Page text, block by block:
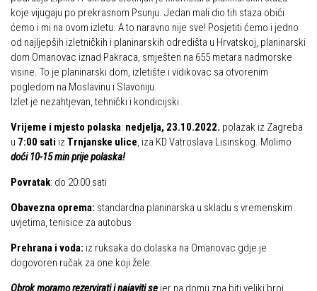
Gojzeki
Obiteljska
Plan izleta Obiteljske sekcije za 2026. godinu
Izleti
Izvješća s izleta Obiteljske sekcije
Pruži mi ruku – OSI
OSI Novosti
Izleti
Izvješća s izleta OSI
Visokogorci
Novosti SVP
Speleološka škola HPD Željezničar
Obilaznice
Gojzerica
Špiljama Lijepe Naše
Hrvatske planinarske kuće
50 vrhova za 50 godina društva
Od vrha do vrha
Pohodi
Noćni pohod na Oštrc
Dragojlinom stazom na Okić
koje vijugaju po prekrasnom Psunju. Jedan mali dio tih staza obići
ćemo i mi na ovom izletu. A to naravno nije sve! Posjetiti ćemo i jedno
od najljepših izletničkih i planinarskih odredišta u Hrvatskoj, planinarski
dom Omanovac iznad Pakraca, smješten na 655 metara nadmorske
visine. To je planinarski dom, izletište i vidikovac sa otvorenim
pogledom na Moslavinu i Slavoniju.
Izlet je nezahtjevan, tehnički i kondicijski.
Vrijeme i mjesto polaska: nedjelja, 23.10.2022. polazak iz Zagreba
u 7:00 sati izTrnjanske ulice, iza KD Vatroslava Lisinskog. Molimo
doći 10-15 min prije polaska!
Povratak: do 20:00 sati
Obavezna oprema: standardna planinarska u skladu s vremenskim
uvjetima, tenisice za autobus
Prehrana i voda: iz ruksaka do dolaska na Omanovac gdje je
dogovoren ručak za one koji žele.
Obrok moramo rezervirati i najaviti se jer na domu zna biti veliki broj